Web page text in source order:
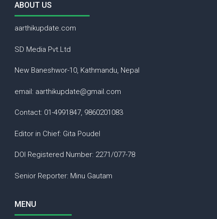
ABOUT US
aarthikupdate.com
SD Media Pvt.Ltd
New Baneshwor-10, Kathmandu, Nepal
email: aarthikupdate@gmail.com
Contact: 01-4991847, 9860201083
Editor in Chief: Gita Poudel
DOI Registered Number: 2271/077-78
Senior Reporter: Minu Gautam
MENU